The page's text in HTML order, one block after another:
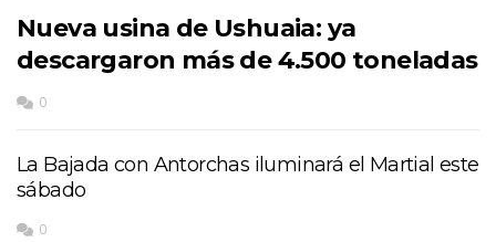
Nueva usina de Ushuaia: ya
descargaron más de 4.500 toneladas
0
La Bajada con Antorchas iluminará el Martial este
sábado
0